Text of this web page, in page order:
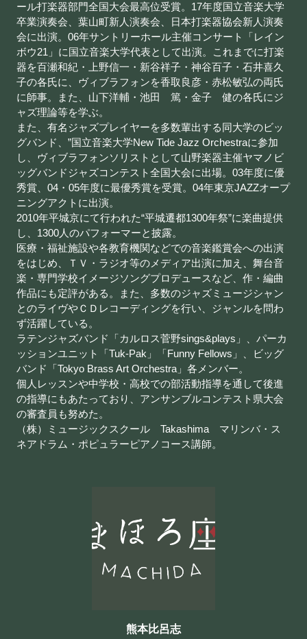
ール打楽器部門全国大会最高位受賞。17年度国立音楽大学
卒業演奏会、葉山町新人演奏会、日本打楽器協会新人演奏
会に出演。06年サントリーホール主催コンサート「レイン
ボウ21」に国立音楽大学代表として出演。これまでに打楽
器を百瀬和紀・上野信一・新谷祥子・神谷百子・石井喜久
子の各氏に、ヴィブラフォンを香取良彦・赤松敏弘の両氏
に師事。また、山下洋輔・池田 篤・金子 健の各氏にジ
ャズ理論等を学ぶ。
また、有名ジャズプレイヤーを多数輩出する同大学のビッ
グバンド、”国立音楽大学New Tide Jazz Orchestraに参加
し、ヴィブラフォンソリストとして山野楽器主催ヤマノビ
ッグバンドジャズコンテスト全国大会に出場。03年度に優
秀賞、04・05年度に最優秀賞を受賞。04年東京JAZZオープ
ニングアクトに出演。
2010年平城京にて行われた“平城遷都1300年祭”に楽曲提供
し、1300人のパフォーマーと披露。
医療・福祉施設や各教育機関などでの音楽鑑賞会への出演
をはじめ、ＴＶ・ラジオ等のメディア出演に加え、舞台音
楽・専門学校イメージソングプロデュースなど、作・編曲
作品にも定評がある。また、多数のジャズミュージシャン
とのライヴやＣＤレコーディングを行い、ジャンルを問わ
ず活躍している。
ラテンジャズバンド「カルロス菅野sings&plays」、パーカ
ッションユニット「Tuk-Pak」「Funny Fellows」、ビッグ
バンド「Tokyo Brass Art Orchestra」各メンバー。
個人レッスンや中学校・高校での部活動指導を通して後進
の指導にもあたっており、アンサンブルコンテスト県大会
の審査員も努めた。
（株）ミュージックスクール Takashima マリンバ・ス
ネアドラム・ポピュラーピアノコース講師。
熊本比呂志